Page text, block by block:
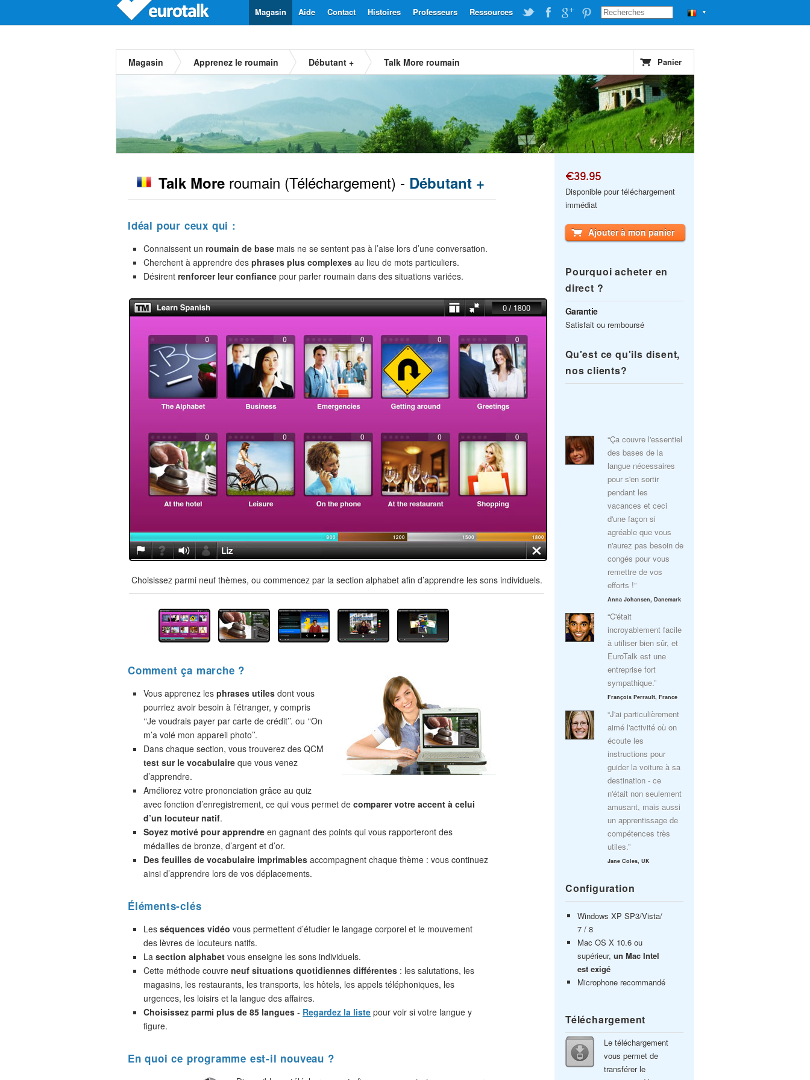
▼
Ressources
Professeurs
Histoires
Contact
Aide
Magasin
Magasin Apprenez le roumain Débutant + Talk More roumain Panier
Talk More roumain (Téléchargement) - Débutant +
Idéal pour ceux qui :
Connaissent un roumain de base mais ne se sentent pas à l’aise lors d’une conversation.
Cherchent à apprendre des phrases plus complexes au lieu de mots particuliers.
Désirent renforcer leur confiance pour parler roumain dans des situations variées.
Choisissez parmi neuf thèmes, ou commencez par la section alphabet afin d’apprendre les sons individuels.
Comment ça marche ?
Vous apprenez les phrases utiles dont vous
pourriez avoir besoin à l’étranger, y compris
‘‘Je voudrais payer par carte de crédit’’. ou ‘‘On
m’a volé mon appareil photo’’.
Dans chaque section, vous trouverez des QCM
test sur le vocabulaire que vous venez
d’apprendre.
Améliorez votre prononciation grâce au quiz
avec fonction d’enregistrement, ce qui vous permet de comparer votre accent à celui
d’un locuteur natif.
Soyez motivé pour apprendre en gagnant des points qui vous rapporteront des
médailles de bronze, d’argent et d’or.
Des feuilles de vocabulaire imprimables accompagnent chaque thème : vous continuez
ainsi d’apprendre lors de vos déplacements.
Éléments-clés
Les séquences vidéo vous permettent d’étudier le langage corporel et le mouvement
des lèvres de locuteurs natifs.
La section alphabet vous enseigne les sons individuels.
Cette méthode couvre neuf situations quotidiennes différentes : les salutations, les
magasins, les restaurants, les transports, les hôtels, les appels téléphoniques, les
urgences, les loisirs et la langue des affaires.
Choisissez parmi plus de 85 langues - Regardez la liste pour voir si votre langue y
figure.
En quoi ce programme est-il nouveau ?
€39.95
Disponible pour téléchargement
immédiat
Ajouter à mon panier
Pourquoi acheter en
direct ?
Garantie
Satisfait ou remboursé
Qu'est ce qu'ils disent,
nos clients?
“Ça couvre l'essentiel
des bases de la
langue nécessaires
pour s'en sortir
pendant les
vacances et ceci
d'une façon si
agréable que vous
n'aurez pas besoin de
congés pour vous
remettre de vos
efforts !”
Anna Johansen, Danemark
“C'était
incroyablement facile
à utiliser bien sûr, et
EuroTalk est une
entreprise fort
sympathique.”
François Perrault, France
“J'ai particulièrement
aimé l'activité où on
écoute les
instructions pour
guider la voiture à sa
destination - ce
n'était non seulement
amusant, mais aussi
un apprentissage de
compétences très
utiles.”
Jane Coles, UK
Configuration
Windows XP SP3/Vista/
7 / 8
Mac OS X 10.6 ou
supérieur, un Mac Intel
est exigé
Microphone recommandé
Téléchargement
Le téléchargement
vous permet de
transférer le